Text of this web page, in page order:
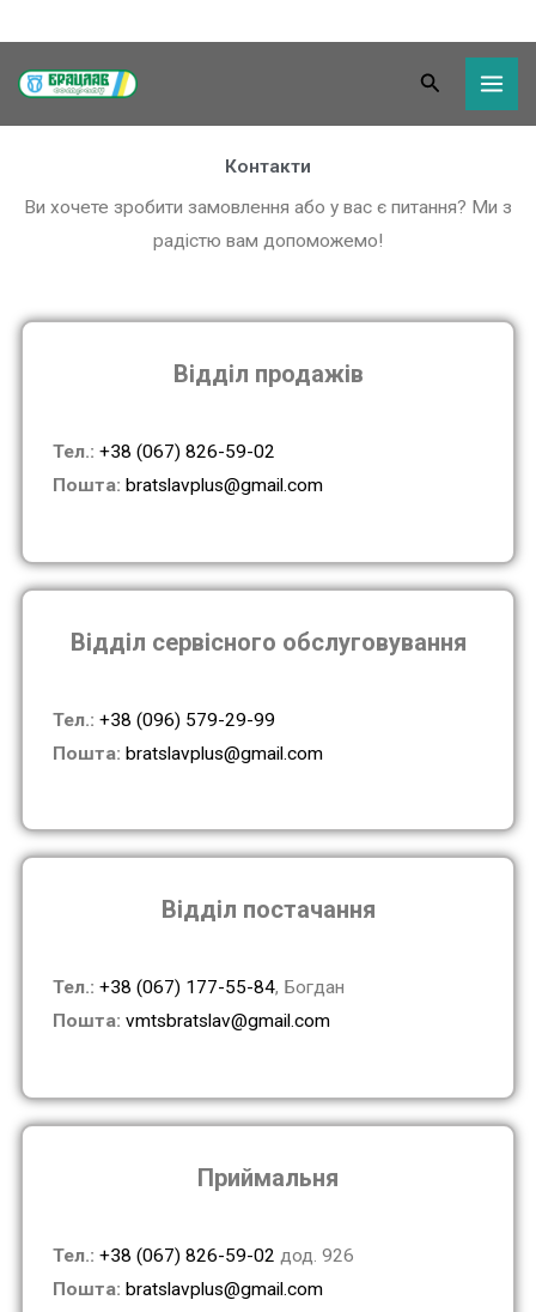
до
вмісту
Пошук
Контакти
Ви хочете зробити замовлення або у вас є питання? Ми з
радістю вам допоможемо!
Відділ продажів
Тел.: +38 (067) 826-59-02
Пошта: bratslavplus@gmail.com
Відділ сервісного обслуговування
Тел.: +38 (096) 579-29-99
Пошта: bratslavplus@gmail.com
Відділ постачання
Тел.: +38 (067) 177-55-84, Богдан
Пошта: vmtsbratslav@gmail.com
Приймальня
Тел.: +38 (067) 826-59-02 дод. 926
Пошта: bratslavplus@gmail.com